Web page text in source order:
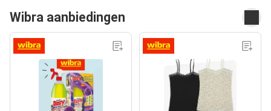
Wibra aanbiedingen